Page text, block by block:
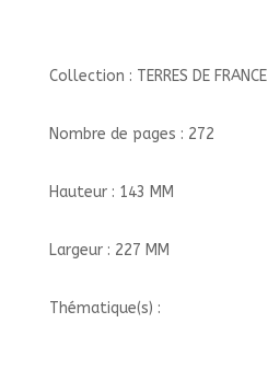
Collection : TERRES DE FRANCE
Nombre de pages : 272
Hauteur : 143 MM
Largeur : 227 MM
Thématique(s) :